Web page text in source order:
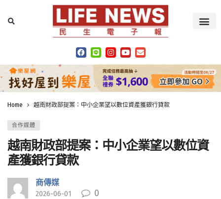
Home 越南財政部提案：中小企業望以數位資產獲銀行貸款
合作媒體
越南財政部提案：中小企業望以數位資
產獲銀行貸款
商傳媒
2026-06-01 0